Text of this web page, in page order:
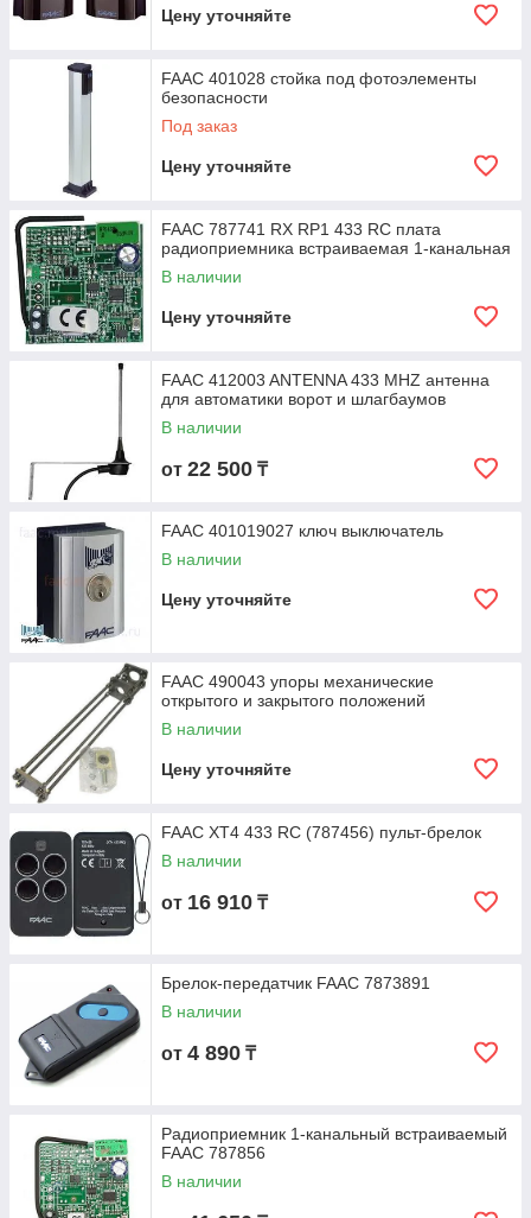
Цену уточняйте
FAAC 401028 стойка под фотоэлементы
безопасности
Под заказ
Цену уточняйте
FAAC 787741 RX RP1 433 RC плата
радиоприемника встраиваемая 1-канальная
В наличии
Цену уточняйте
FAAC 412003 ANTENNA 433 MHZ антенна
для автоматики ворот и шлагбаумов
В наличии
от 22 500 ₸
FAAC 401019027 ключ выключатель
В наличии
Цену уточняйте
FAAC 490043 упоры механические
открытого и закрытого положений
В наличии
Цену уточняйте
FAAC XT4 433 RC (787456) пульт-брелок
В наличии
от 16 910 ₸
Брелок-передатчик FAAC 7873891
В наличии
от 4 890 ₸
Радиоприемник 1-канальный встраиваемый
FAAC 787856
В наличии